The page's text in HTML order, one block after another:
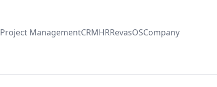
Project ManagementCRMHRRevasOSCompany